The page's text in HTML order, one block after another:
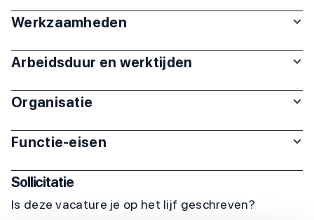
Werkzaamheden
Arbeidsduur en werktijden
Organisatie
Functie-eisen
Sollicitatie
Is deze vacature je op het lijf geschreven?